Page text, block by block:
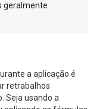
geralmente
a aplicação é
retrabalhos
Seja usando a